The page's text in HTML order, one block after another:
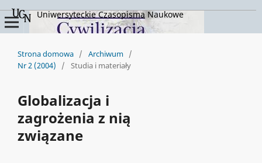
Uniwersyteckie Czasopisma Naukowe
Strona domowa / Archiwum /
Nr 2 (2004)
/ Studia i materiały
Globalizacja i
zagrożenia z nią
związane